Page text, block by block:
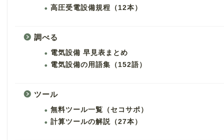
高圧受電設備規程（12本）
調べる
電気設備 早見表まとめ
電気設備の用語集（152語）
ツール
無料ツール一覧（セコサポ）
計算ツールの解説（27本）